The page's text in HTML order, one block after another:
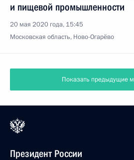
и пищевой промышленности
20 мая 2020 года, 15:45
Московская область, Ново-Огарёво
Показать предыдущие
Президент России